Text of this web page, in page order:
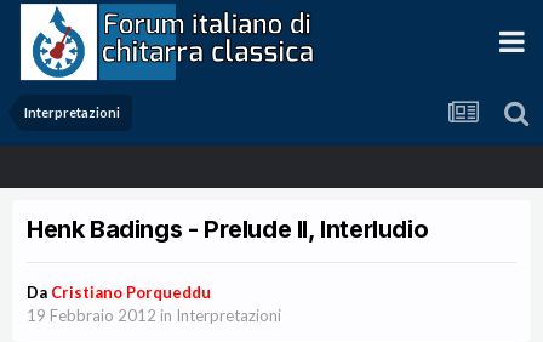
Interpretazioni
Henk Badings - Prelude II, Interludio
Da Cristiano Porqueddu
19 Febbraio 2012 in Interpretazioni